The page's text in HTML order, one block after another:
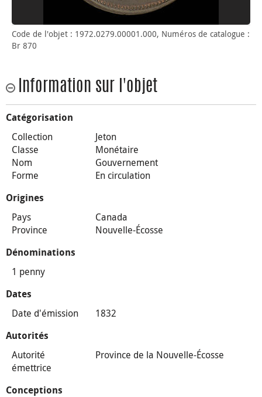
Code de l'objet : 1972.0279.00001.000, Numéros de catalogue :
Br 870
Information sur l'objet
Catégorisation
Collection
Jeton
Classe
Monétaire
Nom
Gouvernement
Forme
En circulation
Origines
Pays
Canada
Province
Nouvelle-Écosse
Dénominations
1 penny
Dates
Date d'émission 1832
Autorités
Autorité
émettrice
Province de la Nouvelle-Écosse
Conceptions